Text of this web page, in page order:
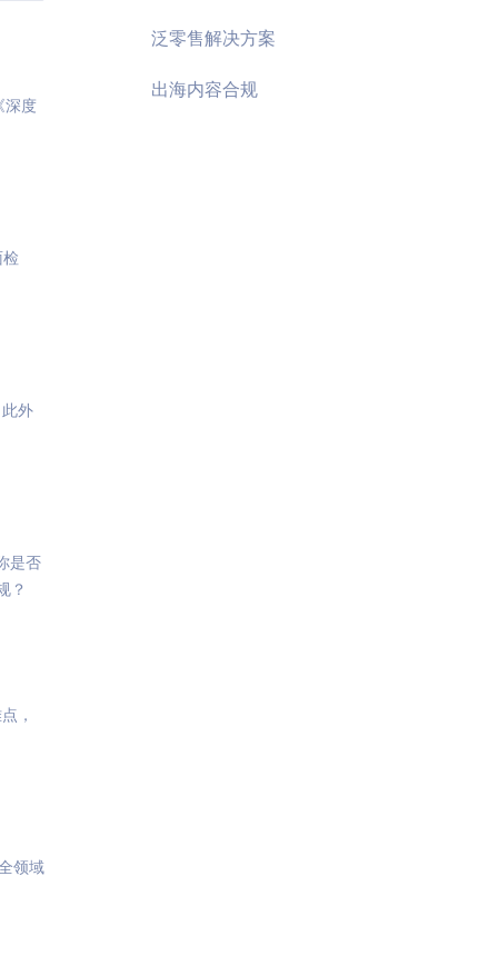
深度
此外
是否
？
，
领域
泛零售解决方案
出海内容合规